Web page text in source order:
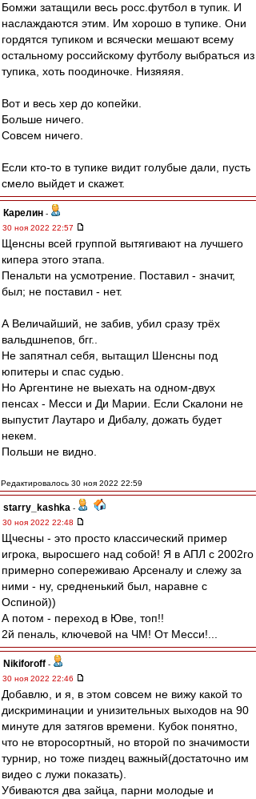
Бомжи затащили весь росс.футбол в тупик. И
наслаждаются этим. Им хорошо в тупике. Они
гордятся тупиком и всячески мешают всему
остальному российскому футболу выбраться из
тупика, хоть поодиночке. Низяяяя.
Вот и весь хер до копейки.
Больше ничего.
Совсем ничего.
Если кто-то в тупике видит голубые дали, пусть
смело выйдет и скажет.
Карелин -
30 ноя 2022 22:57
Щенсны всей группой вытягивают на лучшего
кипера этого этапа.
Пенальти на усмотрение. Поставил - значит,
был; не поставил - нет.
А Величайший, не забив, убил сразу трёх
вальдшнепов, бгг..
Не запятнал себя, вытащил Шенсны под
юпитеры и спас судью.
Но Аргентине не выехать на одном-двух
пенсах - Месси и Ди Марии. Если Скалони не
выпустит Лаутаро и Дибалу, дожать будет
некем.
Польши не видно.
Редактировалось 30 ноя 2022 22:59
starry_kashka -
30 ноя 2022 22:48
Щчесны - это просто классический пример
игрока, выросшего над собой! Я в АПЛ с 2002го
примерно сопереживаю Арсеналу и слежу за
ними - ну, средненький был, наравне с
Оспиной))
А потом - переход в Юве, топ!!
2й пеналь, ключевой на ЧМ! От Месси!...
Nikiforoff -
30 ноя 2022 22:46
Добавлю, и я, в этом совсем не вижу какой то
дискриминации и унизительных выходов на 90
минуте для затягов времени. Кубок понятно,
что не второсортный, но второй по значимости
турнир, но тоже пиздец важный(достаточно им
видео с лужи показать).
Убиваются два зайца, парни молодые и